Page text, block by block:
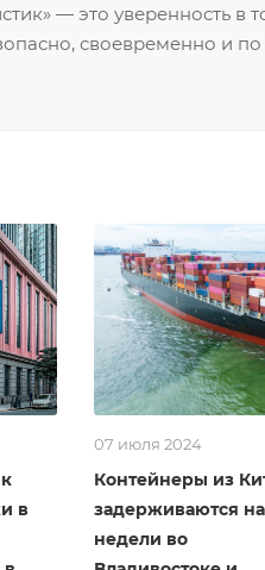
— это уверенность в
своевременно и
в
07 июля 2024
Контейнеры из
задерживаются
недели во